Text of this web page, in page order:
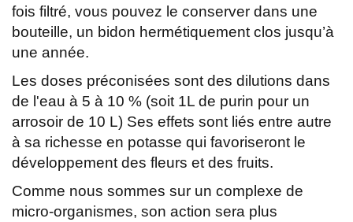
fois filtré, vous pouvez le conserver dans une
bouteille, un bidon hermétiquement clos jusqu’à
une année.
Les doses préconisées sont des dilutions dans
de l'eau à 5 à 10 % (soit 1L de purin pour un
arrosoir de 10 L) Ses effets sont liés entre autre
à sa richesse en potasse qui favoriseront le
développement des fleurs et des fruits.
Comme nous sommes sur un complexe de
micro-organismes, son action sera plus